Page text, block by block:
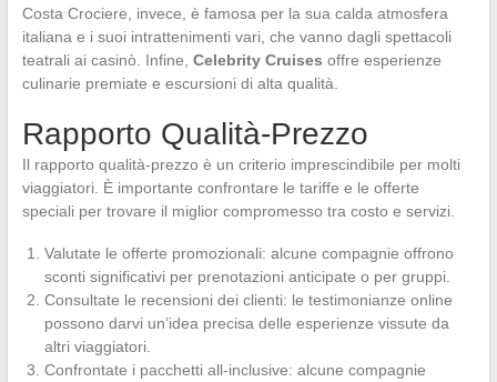
Costa Crociere, invece, è famosa per la sua calda atmosfera
italiana e i suoi intrattenimenti vari, che vanno dagli spettacoli
teatrali ai casinò. Infine, Celebrity Cruises offre esperienze
culinarie premiate e escursioni di alta qualità.
Rapporto Qualità-Prezzo
Il rapporto qualità-prezzo è un criterio imprescindibile per molti
viaggiatori. È importante confrontare le tariffe e le offerte
speciali per trovare il miglior compromesso tra costo e servizi.
Valutate le offerte promozionali: alcune compagnie offrono
sconti significativi per prenotazioni anticipate o per gruppi.
Consultate le recensioni dei clienti: le testimonianze online
possono darvi un’idea precisa delle esperienze vissute da
altri viaggiatori.
Confrontate i pacchetti all-inclusive: alcune compagnie